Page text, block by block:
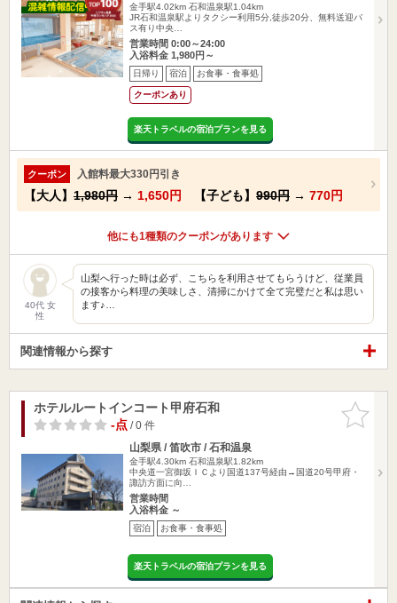
金手駅4.02km 石和温泉駅1.04km
JR石和温泉駅よりタクシー利用5分,徒歩20分、無料送迎バ
ス有り中央…
営業時間 0:00～24:00
入浴料金 1,980円～
日帰り 宿泊 お食事・食事処
クーポンあり
楽天トラベルの宿泊プランを見る
クーポン 入館料最大330円引き
【大人】 1,980円 → 1,650円 【子ども】 990円 → 770円
他にも1種類のクーポンがあります
40代 女
性
山梨へ行った時は必ず、こちらを利用させてもらうけど、従業員
の接客から料理の美味しさ、清掃にかけて全て完璧だと私は思い
ます♪…
関連情報から探す
お気に入
りに追加
ホテルルートインコート甲府石和
-点/ 0 件
山梨県 / 笛吹市 / 石和温泉
金手駅4.30km 石和温泉駅1.82km
中央道一宮御坂ＩＣより国道137号経由→国道20号甲府・
諏訪方面に向…
営業時間
入浴料金 ～
宿泊 お食事・食事処
楽天トラベルの宿泊プランを見る